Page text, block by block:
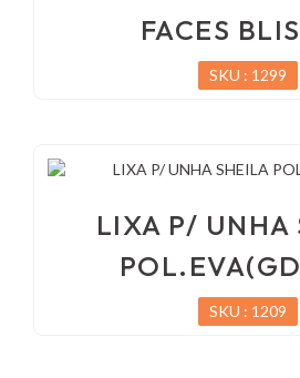
FACES
SKU : 1299
LIXA P/ UNHA
SKU : 1209